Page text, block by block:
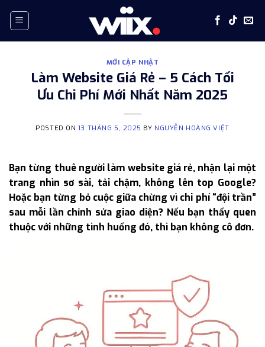
MỚI CẬP NHẬT
Làm Website Giá Rẻ – 5 Cách Tối
Ưu Chi Phí Mới Nhất Năm 2025
POSTED ON 13 THÁNG 5, 2025 BY NGUYỄN HOÀNG VIỆT
Bạn từng thuê người làm website giá rẻ, nhận lại một
trang nhìn sơ sài, tải chậm, không lên top Google?
Hoặc bạn từng bỏ cuộc giữa chừng vì chi phí “đội trần”
sau mỗi lần chỉnh sửa giao diện? Nếu bạn thấy quen
thuộc với những tình huống đó, thì bạn không cô đơn.